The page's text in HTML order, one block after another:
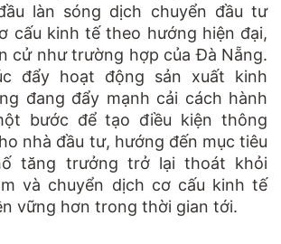
làn sóng dịch chuyển đầu tư
cấu kinh tế theo hướng hiện đại,
cử như trường hợp của Đà Nẵng.
đẩy hoạt động sản xuất kinh
đang đẩy mạnh cải cách hành
bước để tạo điều kiện thông
nhà đầu tư, hướng đến mục tiêu
tăng trưởng trở lại thoát khỏi
và chuyển dịch cơ cấu kinh tế
vững hơn trong thời gian tới.